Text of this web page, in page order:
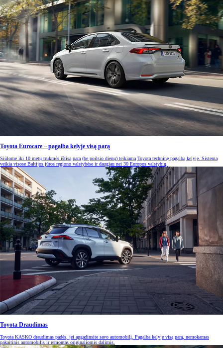
Toyota Eurocare – pagalba kelyje visą parą
Siūlome iki 10 metų trukmės ištisą parą (be poilsio dienų) teikiamą Toyota techninę pagalbą kelyje. Sistema
veikia visose Baltijos jūros regiono valstybėse ir daugiau nei 30 Europos valstybių.
Toyota Draudimas
Toyota KASKO draudimas padės, jei apgadinsite savo automobilį. Pagalba kelyje visą parą, nemokamas
pakaitinis automobilis ir remontas originaliomis dalimis.